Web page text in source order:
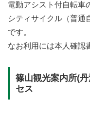
電動アシスト付自転車
シティサイクル（普通
です。
なお利用には本人確認
篠山観光案内所(
セス